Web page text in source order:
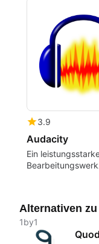
3.9
Audacity
Ein
Alternativen zu
1by1